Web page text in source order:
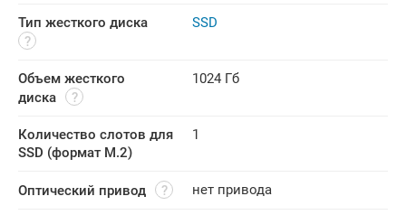
Тип жесткого диска SSD
Объем жесткого
диска
1024 Гб
Количество слотов для
SSD (формат M.2)
1
Оптический привод нет привода